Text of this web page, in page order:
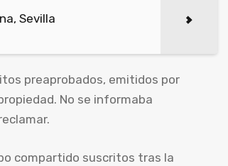
Sevilla
preaprobados, emitidos por
No se informaba
compartido suscritos tras la